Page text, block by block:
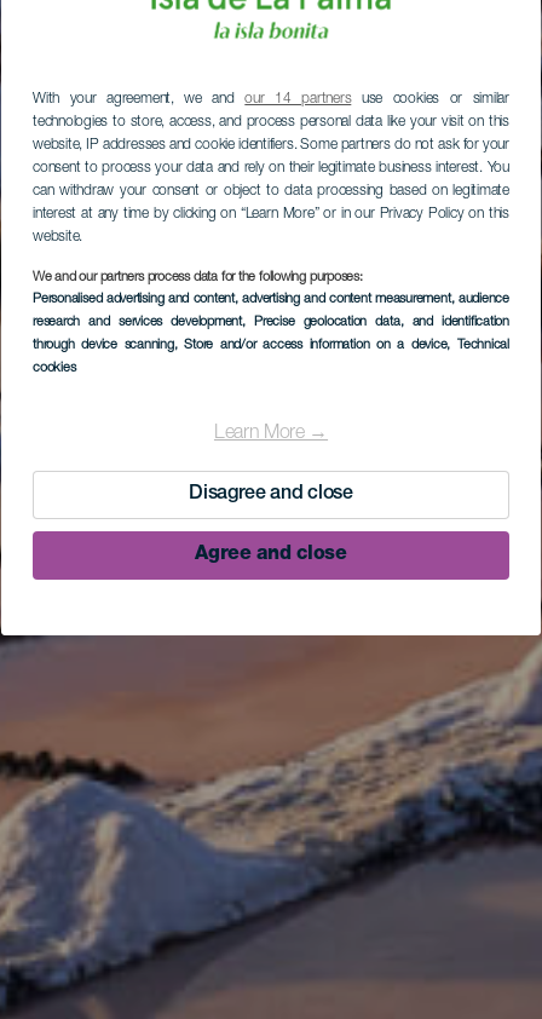
With your agreement, we andour 14 partnersuse cookies or similar
technologies to store, access, and process personal data like your visit on this
website, IP addresses and cookie identifiers. Some partners do not ask for your
consent to process your data and rely on their legitimate business interest. You
can withdraw your consent or object to data processing based on legitimate
interest at any time by clicking on “Learn More” or in our Privacy Policy on this
website.
We and our partners process data for the following purposes:
Personalised advertising and content, advertising and content measurement, audience
research and services development, Precise geolocation data, and identification
through device scanning, Store and/or access information on a device, Technical
cookies
Learn More →
Disagree and close
Agree and close